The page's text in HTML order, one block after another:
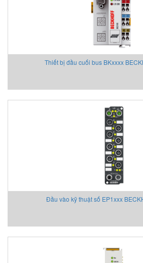
Thiết bị đầu cuối bus BKxxxx
Đầu vào kỹ thuật số EP1xxx